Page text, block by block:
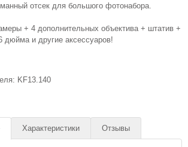
отсек для большого фотонабора.
+ 4 дополнительных объектива + штатив +
дюйма и другие аксессуаров!
KF13.140
Характеристики Отзывы